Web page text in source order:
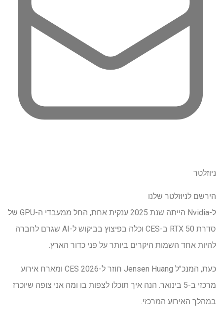
ניוזלטר
הירשם לניוזלטר שלנו
ל-Nvidia הייתה שנת 2025 ענקית אחת, החל ממעבדי ה-GPU של
סדרת RTX 50 ב-CES וכלה בפיצוץ בביקוש ל-AI שגרם לחברה
להיות אחד השמות היקרים ביותר על פני כדור הארץ.
כעת, המנכ"ל Jensen Huang חוזר ל-CES 2026 ומארח אירוע
מרכזי ב-5 בינואר. הנה איך תוכלו לצפות בו ומה אני צופה שיוכרז
במהלך האירוע המרכזי.